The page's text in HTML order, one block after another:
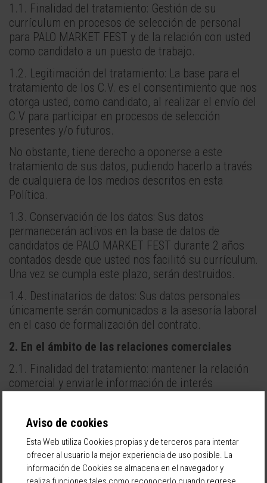
1.1. Finalidad del tratamiento: Gestión de su
currículum en procesos de selección de personal
para PALO MARKET FEST y de la relación con usted
como candidato a un puesto de trabajo.
1.2. Legitimación del tratamiento: La base para el
tratamiento de los C.V. es el consentimiento que nos
otorga usted, como candidato, al realizar el envío del
C.V para participar en procesos de selección
presentes y/o futuros.
No obstante, tiene derecho a oponerse a este
tratamiento de sus datos, pudiendo hacerlo a través
de cualquiera de los medios descritos en esta
Política.
1.3. Conservación de los datos: Sus datos
permanecerán activos en la base de datos de
candidatos de PALO MARKET FEST durante 2 años
contados desde que usted nos facilitó su currículum.
Una vez se cumpla este plazo, serán destruidos.
1.4. Destinatarios de datos: Sus datos personales
únicamente serán comunicados a la asesoría laboral
en el caso de formalización del contrato.
2. En el ámbito de las relaciones comerciales
2.1. Finalidad del tratamiento: mantener la relación
comercial y enviarle información de interés
Invitación a eventos promocionales;
Solicitud de contacto de proveedores,
patrocinadores y expositores
Aviso de cookies
Esta Web utiliza Cookies propias y de terceros para intentar
ofrecer al usuario la mejor experiencia de uso posible. La
información de Cookies se almacena en el navegador y